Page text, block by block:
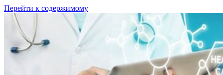
Перейти к содержимому